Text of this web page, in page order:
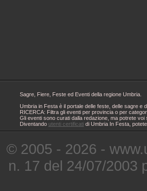
Sagre, Fiere, Feste ed Eventi della regione Umbria.
Umbria in Festa è il portale delle feste, delle sagre
RICERCA: Filtra gli eventi per provincia o per
Gli eventi sono curati dalla redazione, ma potrete
Diventando utenti certificati di Umbria In Festa,
© 2005 - 2026 -
n. 17 del 24/07/2003